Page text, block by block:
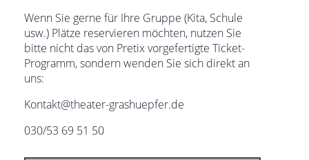
Wenn Sie gerne für Ihre Gruppe (Kita, Schule
usw.) Plätze reservieren möchten, nutzen Sie
bitte nicht das von Pretix vorgefertigte Ticket-
Programm, sondern wenden Sie sich direkt an
uns:
Kontakt@theater-grashuepfer.de
030/53 69 51 50